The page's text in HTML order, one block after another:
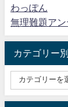
わっぽん
無理難題アン
カテゴリー